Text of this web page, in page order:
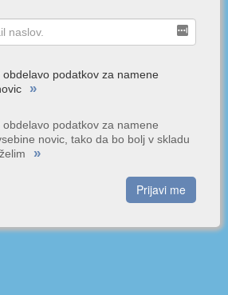
obdelavo podatkov za namene
»
obdelavo podatkov za namene
novic, tako da bo bolj v skladu
»
Prijavi me